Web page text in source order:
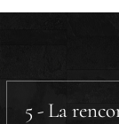
5 - La